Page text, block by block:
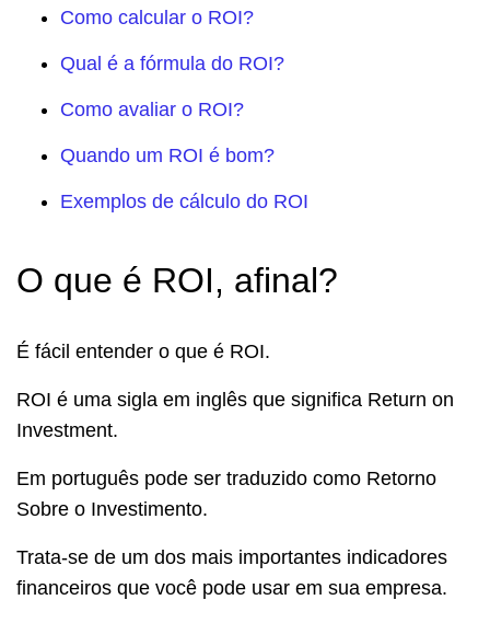
Como calcular o ROI?
Qual é a fórmula do ROI?
Como avaliar o ROI?
Quando um ROI é bom?
Exemplos de cálculo do ROI
O que é ROI, afinal?
É fácil entender o que é ROI.
ROI é uma sigla em inglês que significa Return on
Investment.
Em português pode ser traduzido como Retorno
Sobre o Investimento.
Trata-se de um dos mais importantes indicadores
financeiros que você pode usar em sua empresa.